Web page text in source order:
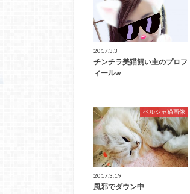
2017.3.3
チンチラ美猫飼い主のプロフ
ィールw
ペルシャ猫画像
2017.3.19
風邪でダウン中